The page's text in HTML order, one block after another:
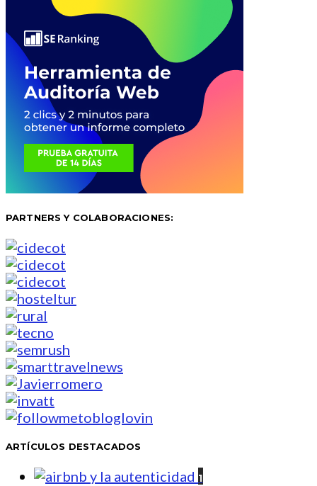
PARTNERS Y COLABORACIONES:
ARTÍCULOS DESTACADOS
1